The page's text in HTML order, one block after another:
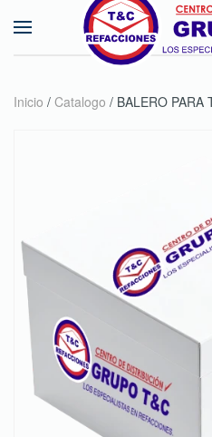
Skip to main content
Inicio / Catalogo / BALERO PARA